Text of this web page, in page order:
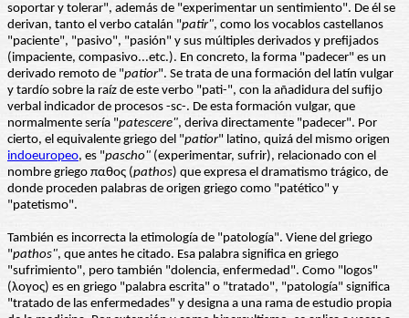
soportar y tolerar", además de "experimentar un sentimiento". De él se
derivan, tanto el verbo catalán "patir", como los vocablos castellanos
"paciente", "pasivo", "pasión" y sus múltiples derivados y prefijados
(impaciente, compasivo...etc.). En concreto, la forma "padecer" es un
derivado remoto de "patior". Se trata de una formación del latín vulgar
y tardío sobre la raíz de este verbo "pati-", con la añadidura del sufijo
verbal indicador de procesos -sc-. De esta formación vulgar, que
normalmente sería "patescere", deriva directamente "padecer". Por
cierto, el equivalente griego del "patior" latino, quizá del mismo origen
indoeuropeo, es "pascho" (experimentar, sufrir), relacionado con el
nombre griego παθος (pathos) que expresa el dramatismo trágico, de
donde proceden palabras de origen griego como "patético" y
"patetismo".
También es incorrecta la etimología de "patología". Viene del griego
"pathos", que antes he citado. Esa palabra significa en griego
"sufrimiento", pero también "dolencia, enfermedad". Como "logos"
(λογος) es en griego "palabra escrita" o "tratado", "patología" significa
"tratado de las enfermedades" y designa a una rama de estudio propia